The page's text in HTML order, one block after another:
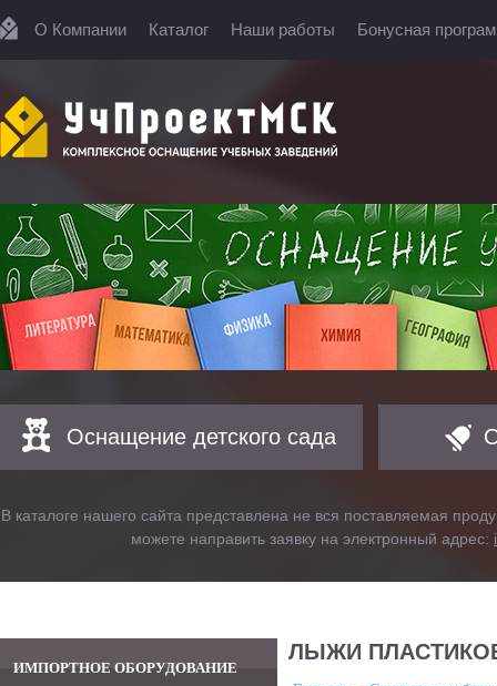
О Компании Каталог Наши работы Бонусная
Оснащение детского сада
В каталоге нашего сайта представлена не вся поставляемая
можете направить заявку на электронный адрес:
ИМПОРТНОЕ ОБОРУДОВАНИЕ
ЛЫЖИ